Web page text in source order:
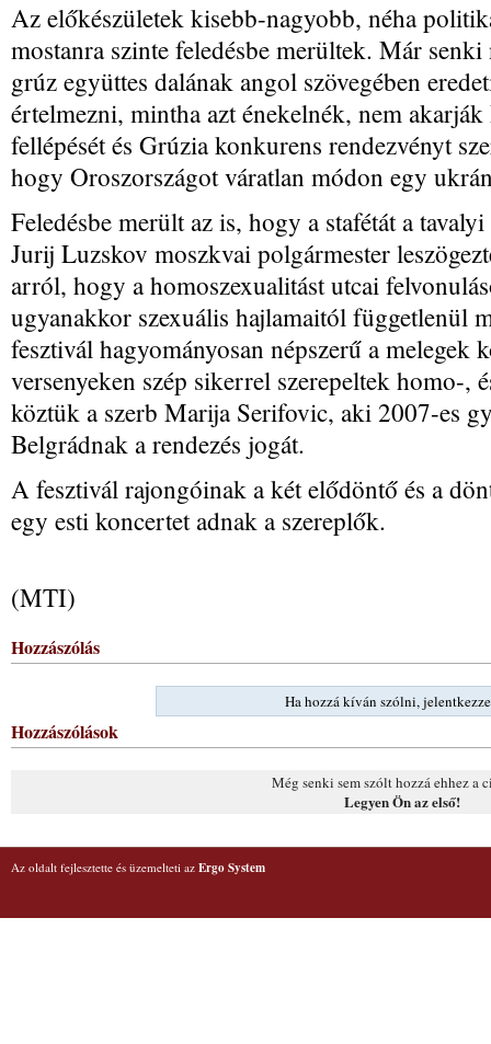
Az előkészületek kisebb-nagyobb, néha
mostanra szinte feledésbe merültek. Már
grúz együttes dalának angol szövegében
értelmezni, mintha azt énekelnék, nem
fellépését és Grúzia konkurens rendezvényt
hogy Oroszországot váratlan módon egy
Feledésbe merült az is, hogy a stafétát a
Jurij Luzskov moszkvai polgármester
arról, hogy a homoszexualitást utcai
ugyanakkor szexuális hajlamaitól függetlenül
fesztivál hagyományosan népszerű a melegek
versenyeken szép sikerrel szerepeltek homo-,
köztük a szerb Marija Serifovic, aki 2007-es
Belgrádnak a rendezés jogát.
A fesztivál rajongóinak a két elődöntő és a
egy esti koncertet adnak a szereplők.
(MTI)
Hozzászólás
Ha hozzá kíván szólni,
Hozzászólások
Még senki sem szólt hozzá ehhez a
Legyen Ön az első!
Az oldalt fejlesztette és üzemelteti az Ergo System